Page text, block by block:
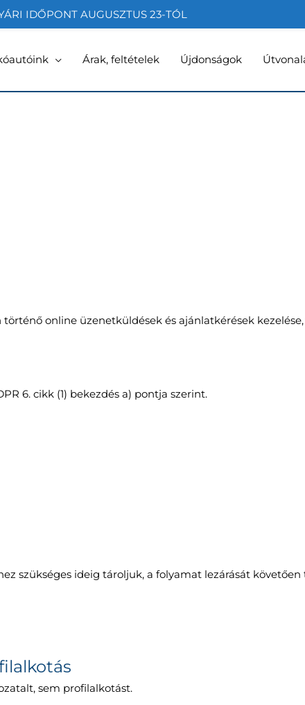
Árak, feltételek Újdonságok
online üzenetküldések és ajánlatkérések
6. cikk (1) bekezdés a) pontja szerint.
szükséges ideig tároljuk, a folyamat lezárását követően
sem profilalkotást.
IDŐPONT AUGUSZTUS 23-TÓL